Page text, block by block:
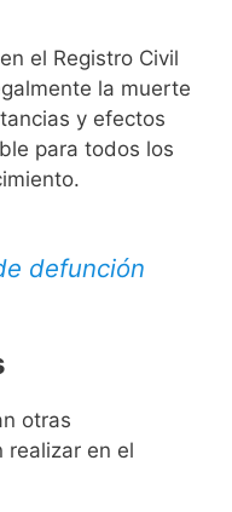
el Registro Civil
la muerte
y efectos
para todos los
defunción
otras
realizar en el